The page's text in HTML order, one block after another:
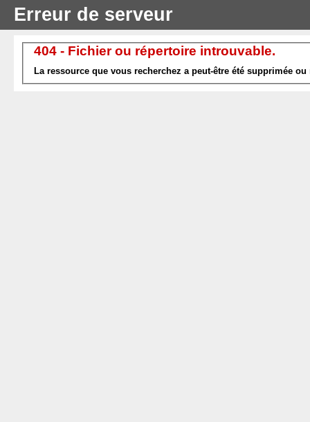
Erreur de serveur
404 - Fichier ou répertoire introuvable.
La ressource que vous recherchez a peut-être été supprimée